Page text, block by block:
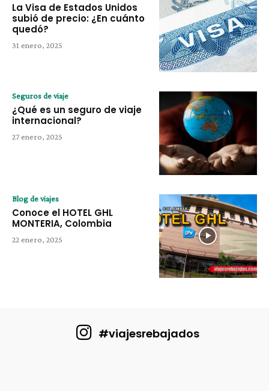
La Visa de Estados Unidos
subió de precio: ¿En cuánto
quedó?
31 enero, 2025
Seguros de viaje
¿Qué es un seguro de viaje
internacional?
27 enero, 2025
Blog de viajes
Conoce el HOTEL GHL
MONTERIA, Colombia
22 enero, 2025
#viajesrebajados